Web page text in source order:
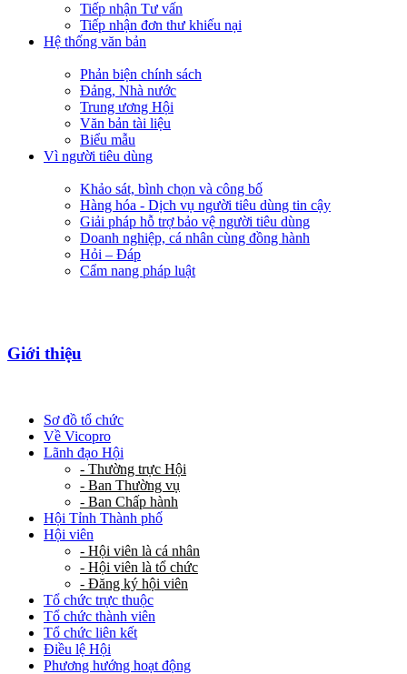
Tiếp nhận Tư vấn
Tiếp nhận đơn thư khiếu nại
Hệ thống văn bản
Phản biện chính sách
Đảng, Nhà nước
Trung ương Hội
Văn bản tài liệu
Biểu mẫu
Vì người tiêu dùng
Khảo sát, bình chọn và công bố
Hàng hóa - Dịch vụ người tiêu dùng tin cậy
Giải pháp hỗ trợ bảo vệ người tiêu dùng
Doanh nghiệp, cá nhân cùng đồng hành
Hỏi – Đáp
Cẩm nang pháp luật
Giới thiệu
Sơ đồ tổ chức
Về Vicopro
Lãnh đạo Hội
- Thường trực Hội
- Ban Thường vụ
- Ban Chấp hành
Hội Tỉnh Thành phố
Hội viên
- Hội viên là cá nhân
- Hội viên là tổ chức
- Đăng ký hội viên
Tổ chức trực thuộc
Tổ chức thành viên
Tổ chức liên kết
Điều lệ Hội
Phương hướng hoạt động